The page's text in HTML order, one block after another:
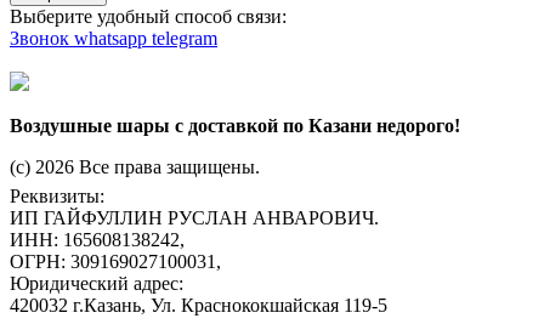
Выберите удобный способ связи:
Звонок whatsapp telegram
Воздушные шары с доставкой по Казани недорого!
(c) 2026 Все права защищены.
Реквизиты:
ИП ГАЙФУЛЛИН РУСЛАН АНВАРОВИЧ.
ИНН: 165608138242,
ОГРН: 309169027100031,
Юридический адрес:
420032 г.Казань, Ул. Краснококшайская 119-5